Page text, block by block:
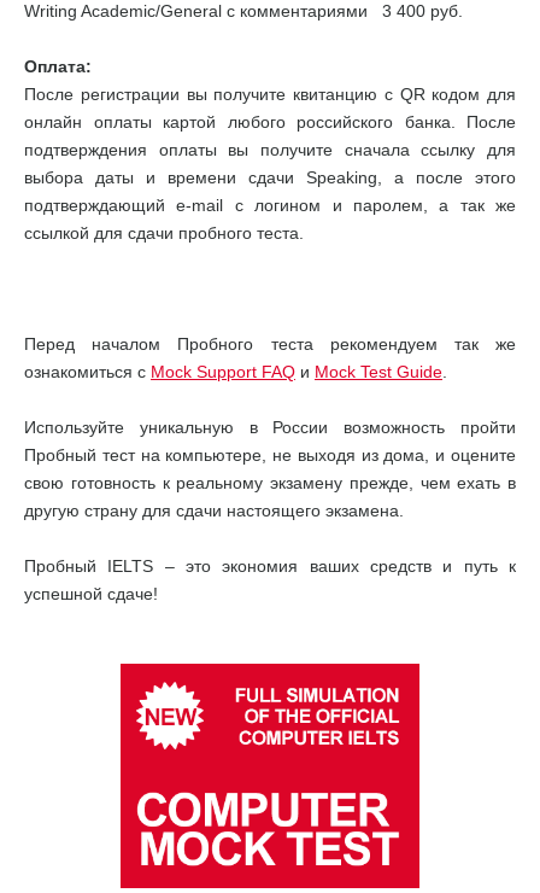
Writing Academic/General с комментариями 3 400 руб.
Оплата:
После регистрации вы получите квитанцию с QR кодом для
онлайн оплаты картой любого российского банка. После
подтверждения оплаты вы получите сначала ссылку для
выбора даты и времени сдачи Speaking, а после этого
подтверждающий e-mail с логином и паролем, а так же
ссылкой для сдачи пробного теста.
Перед началом Пробного теста рекомендуем так же
ознакомиться с Mock Support FAQ и Mock Test Guide
Используйте уникальную в России возможность пройти
Пробный тест на компьютере, не выходя из дома, и оцените
свою готовность к реальному экзамену прежде, чем ехать в
другую страну для сдачи настоящего экзамена.
Пробный IELTS – это экономия ваших средств и путь к
успешной сдаче!